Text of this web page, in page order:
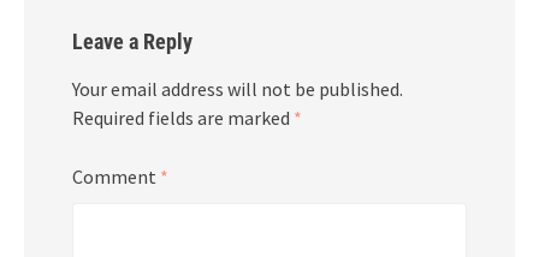
Leave a Reply
Your email address will not be published.
Required fields are marked *
Comment *